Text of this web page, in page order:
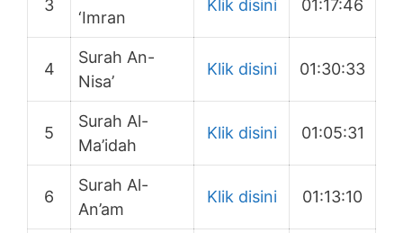
3
‘Imran
Klik disini 01:17:46
4
Surah An-
Nisa’
Klik disini 01:30:33
5
Surah Al-
Ma’idah
Klik disini 01:05:31
6
Surah Al-
An’am
Klik disini 01:13:10